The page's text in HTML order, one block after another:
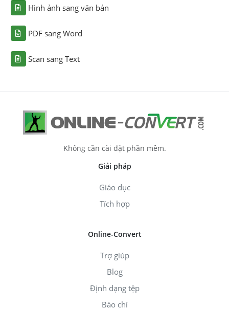
Hình ảnh sang văn bản
PDF sang Word
Scan sang Text
Không cần cài đặt phần mềm.
Giải pháp
Giáo dục
Tích hợp
Online-Convert
Trợ giúp
Blog
Định dạng tệp
Báo chí